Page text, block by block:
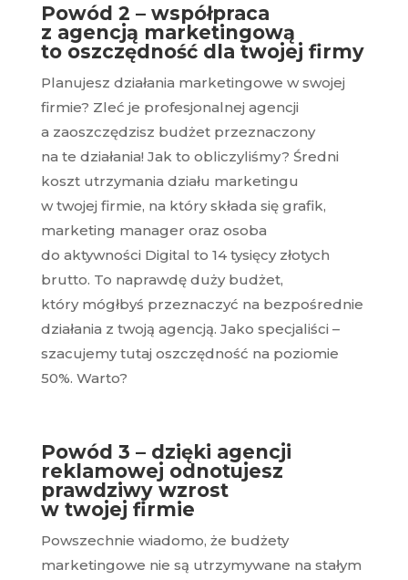
Powód 2 – współpraca
z agencją marketingową
to oszczędność dla twojej firmy
Planujesz działania marketingowe w swojej
firmie? Zleć je profesjonalnej agencji
a zaoszczędzisz budżet przeznaczony
na te działania! Jak to obliczyliśmy? Średni
koszt utrzymania działu marketingu
w twojej firmie, na który składa się grafik,
marketing manager oraz osoba
do aktywności Digital to 14 tysięcy złotych
brutto. To naprawdę duży budżet,
który mógłbyś przeznaczyć na bezpośrednie
działania z twoją agencją. Jako specjaliści –
szacujemy tutaj oszczędność na poziomie
50%. Warto?
Powód 3 – dzięki agencji
reklamowej odnotujesz
prawdziwy wzrost
w twojej firmie
Powszechnie wiadomo, że budżety
marketingowe nie są utrzymywane na stałym